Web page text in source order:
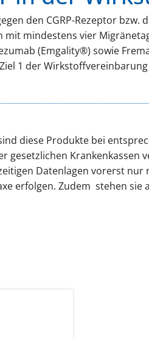
den CGRP-Rezeptor bzw.
mindestens vier
(Emgality®) sowie
1 der
diese Produkte bei
gesetzlichen Krankenkassen
Datenlagen vorerst nur
erfolgen. Zudem stehen